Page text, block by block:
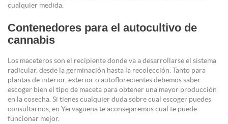
cualquier medida.
Contenedores para el autocultivo de
cannabis
Los maceteros son el recipiente donde va a desarrollarse el sistema
radicular, desde la germinación hasta la recolección. Tanto para
plantas de interior, exterior o autoflorecientes debemos saber
escoger bien el tipo de maceta para obtener una mayor producción
en la cosecha. Si tienes cualquier duda sobre cual escoger puedes
consultarnos, en Yervaguena te aconsejaremos cual te puede
funcionar mejor.